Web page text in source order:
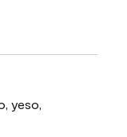
yeso,